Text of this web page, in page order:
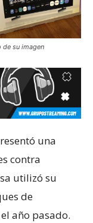
de su imagen
una
contra
utilizó su
de
año pasado.